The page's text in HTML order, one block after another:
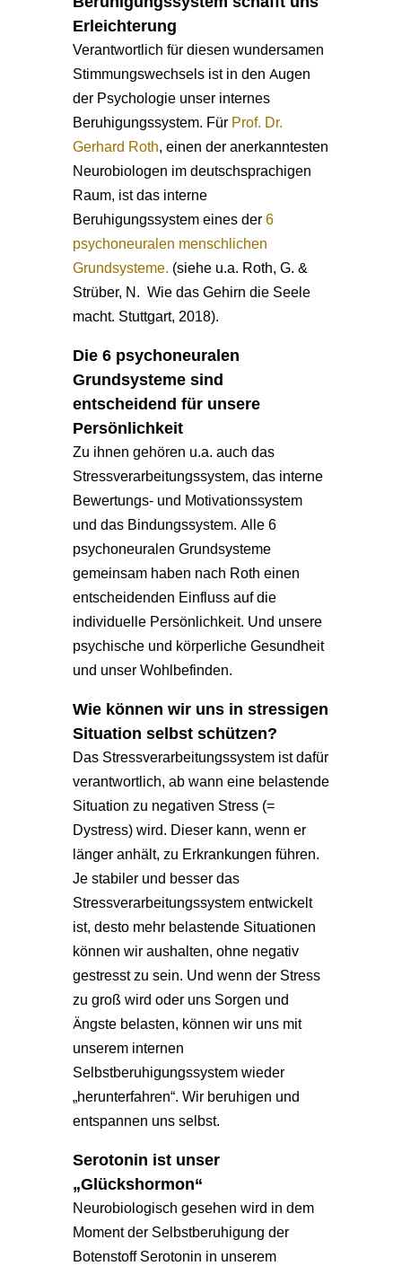
Erleichterung
Verantwortlich für diesen wundersamen
Stimmungswechsels ist in den Augen
der Psychologie unser internes
Beruhigungssystem. Für Prof. Dr.
Gerhard Roth, einen der anerkanntesten
Neurobiologen im deutschsprachigen
Raum, ist das interne
Beruhigungssystem eines der 6
psychoneuralen menschlichen
Grundsysteme. (siehe u.a. Roth, G. &
Strüber, N. Wie das Gehirn die Seele
macht. Stuttgart, 2018).
Die 6 psychoneuralen
Grundsysteme sind
entscheidend für unsere
Persönlichkeit
Zu ihnen gehören u.a. auch das
Stressverarbeitungssystem, das interne
Bewertungs- und Motivationssystem
und das Bindungssystem. Alle 6
psychoneuralen Grundsysteme
gemeinsam haben nach Roth einen
entscheidenden Einfluss auf die
individuelle Persönlichkeit. Und unsere
psychische und körperliche Gesundheit
und unser Wohlbefinden.
Wie können wir uns in stressigen
Situation selbst schützen?
Das Stressverarbeitungssystem ist dafür
verantwortlich, ab wann eine belastende
Situation zu negativen Stress (=
Dystress) wird. Dieser kann, wenn er
länger anhält, zu Erkrankungen führen.
Je stabiler und besser das
Stressverarbeitungssystem entwickelt
ist, desto mehr belastende Situationen
können wir aushalten, ohne negativ
gestresst zu sein. Und wenn der Stress
zu groß wird oder uns Sorgen und
Ängste belasten, können wir uns mit
unserem internen
Selbstberuhigungssystem wieder
„herunterfahren“. Wir beruhigen und
entspannen uns selbst.
Serotonin ist unser
„Glückshormon“
Neurobiologisch gesehen wird in dem
Moment der Selbstberuhigung der
Botenstoff Serotonin in unserem